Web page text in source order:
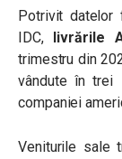
Potrivit datelor
IDC,livrările
trimestru din
vândute în trei
companiei
Veniturile sale